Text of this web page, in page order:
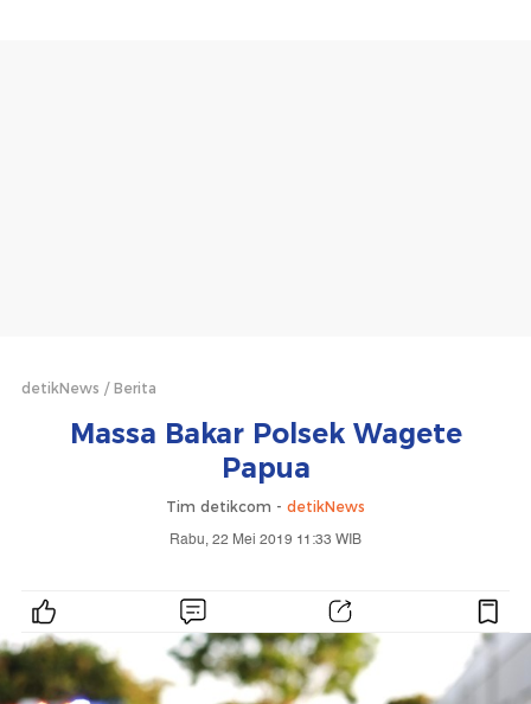
detikNews Berita
Massa Bakar Polsek Wagete
Papua
Tim detikcom - detikNews
Rabu, 22 Mei 2019 11:33 WIB